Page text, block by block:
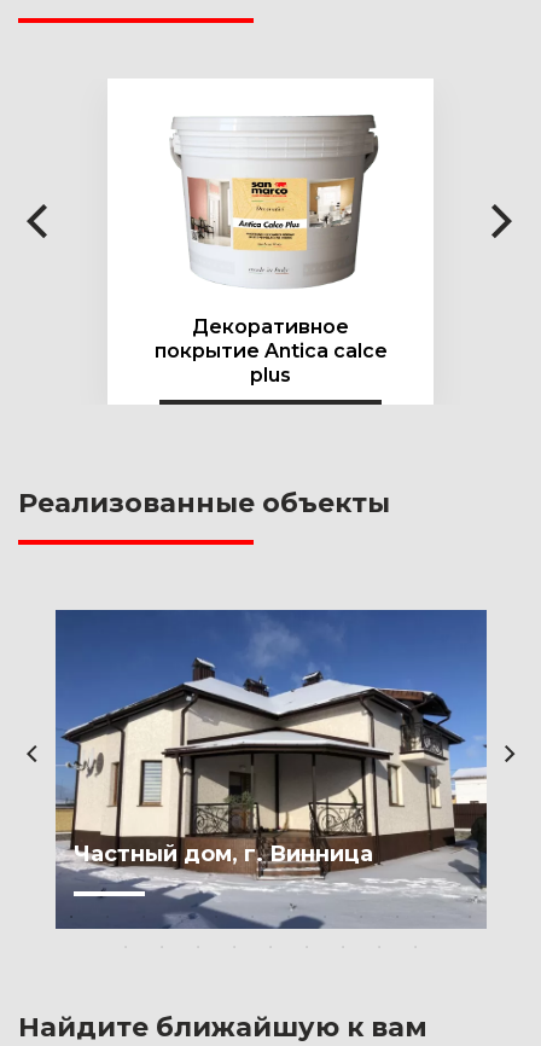
Декоративное
покрытие Antica calce
plus
Реализованные объекты
Частный дом, г. Винница
Найдите ближайшую к вам